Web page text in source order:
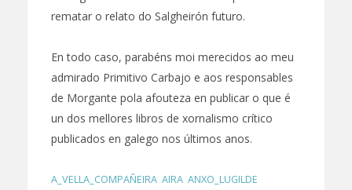
rematar o relato do Salgheirón futuro.
En todo caso, parabéns moi merecidos ao meu
admirado Primitivo Carbajo e aos responsables
de Morgante pola afouteza en publicar o que é
un dos mellores libros de xornalismo crítico
publicados en galego nos últimos anos.
A_VELLA_COMPAÑEIRA, AIRA, ANXO_LUGILDE